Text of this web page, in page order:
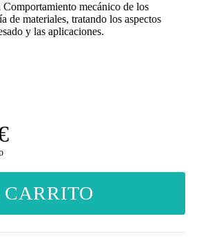
mecánico de los
de materiales, tratando los aspectos
y las aplicaciones.